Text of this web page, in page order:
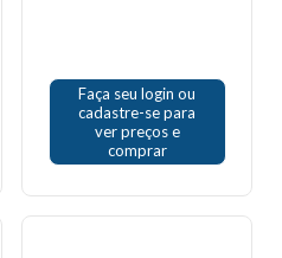
Faça seu login ou
cadastre-se para
ver preços e
comprar